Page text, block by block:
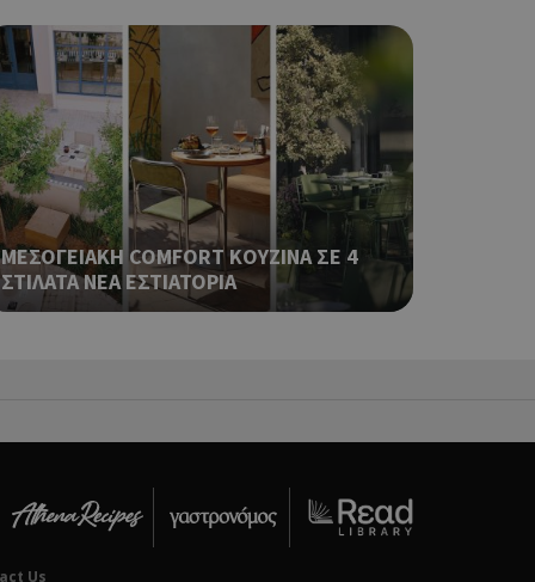
ΜΕΣΟΓΕΙΑΚΗ COMFORT ΚΟΥΖΙΝΑ ΣΕ 4
ΣΤΙΛΑΤΑ ΝΕΑ ΕΣΤΙΑΤΟΡΙΑ
Us
δηλαδή να
στον χρήστη
όπως είναι το
push down
δηλαδή να
στον χρήστη
όπως είναι το
push down
push down
δηλαδή να
είναι το
push down